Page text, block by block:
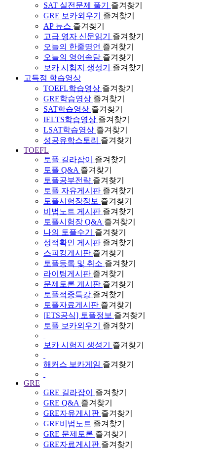
SAT 실전문제 풀기
즐겨찾기
GRE 보카외우기
즐겨찾기
AP 뉴스 즐겨찾기
고급 영자 신문읽기
즐겨찾기
오늘의 한줄명언 즐겨찾기
오늘의 영어속담 즐겨찾기
보카 시험지 생성기
즐겨찾기
고득점 학습영상
TOEFL학습영상 즐겨찾기
GRE학습영상 즐겨찾기
SAT학습영상 즐겨찾기
IELTS학습영상 즐겨찾기
LSAT학습영상 즐겨찾기
성공유학스토리 즐겨찾기
TOEFL
토플 길라잡이
즐겨찾기
토플 Q&A 즐겨찾기
토플공부전략 즐겨찾기
토플 자유게시판 즐겨찾기
토플시험장정보 즐겨찾기
비법노트 게시판 즐겨찾기
토플시험장 Q&A 즐겨찾기
나의 토플수기
즐겨찾기
성적확인 게시판 즐겨찾기
스피킹게시판 즐겨찾기
토플등록 및 취소 즐겨찾기
라이팅게시판 즐겨찾기
문제토론 게시판 즐겨찾기
토플적중특강 즐겨찾기
토플자료게시판 즐겨찾기
[ETS공식] 토플정보 즐겨찾기
토플 보카외우기
즐겨찾기
보카 시험지 생성기 즐겨찾기
해커스 보카게임 즐겨찾기
GRE
GRE 길라잡이
즐겨찾기
GRE Q&A 즐겨찾기
GRE자유게시판 즐겨찾기
GRE비법노트 즐겨찾기
GRE 문제토론 즐겨찾기
GRE자료게시판 즐겨찾기